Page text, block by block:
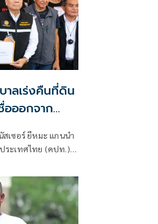
าลเร่งคืนที่ดิน
อออกจาก
เซอร์ ยีหมะ แกนนำ
ระเทศไทย (คปท.)
าพแรงงาน
ายื่นหนังสือต่อนาย